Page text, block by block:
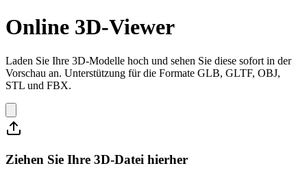
Online 3D-Viewer
Laden Sie Ihre 3D-Modelle hoch und sehen Sie diese sofort in der
Vorschau an. Unterstützung für die Formate GLB, GLTF, OBJ,
STL und FBX.
Ziehen Sie Ihre 3D-Datei hierher